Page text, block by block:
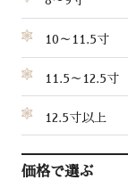
10～11.5寸
11.5～12.5寸
12.5寸以上
価格で選ぶ